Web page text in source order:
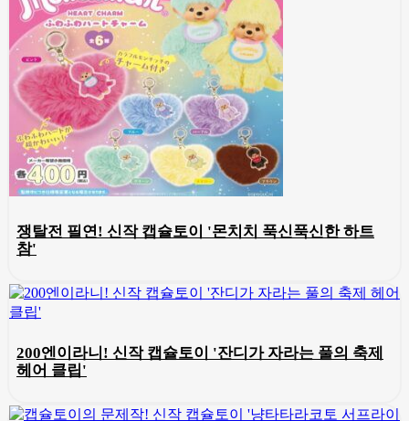
쟁탈전 필연! 신작 캡슐토이 '몬치치 푹신푹신한 하트
참'
200엔이라니! 신작 캡슐토이 '잔디가 자라는 풀의 축제
헤어 클립'